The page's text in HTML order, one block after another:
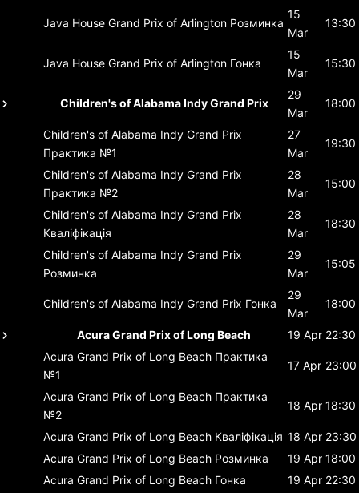
Java House Grand Prix of Arlington Розминка
15
Mar
13:30
Java House Grand Prix of Arlington Гонка
15
Mar
15:30
Children's of Alabama Indy Grand Prix
29
Mar
18:00
Children's of Alabama Indy Grand Prix
Практика №1
27
Mar
19:30
Children's of Alabama Indy Grand Prix
Практика №2
28
Mar
15:00
Children's of Alabama Indy Grand Prix
Кваліфікація
28
Mar
18:30
Children's of Alabama Indy Grand Prix
Розминка
29
Mar
15:05
Children's of Alabama Indy Grand Prix Гонка
29
Mar
18:00
Acura Grand Prix of Long Beach 19 Apr 22:30
Acura Grand Prix of Long Beach Практика
№1
17 Apr 23:00
Acura Grand Prix of Long Beach Практика
№2
18 Apr 18:30
Acura Grand Prix of Long Beach Кваліфікація 18 Apr 23:30
Acura Grand Prix of Long Beach Розминка 19 Apr 18:00
Acura Grand Prix of Long Beach Гонка 19 Apr 22:30